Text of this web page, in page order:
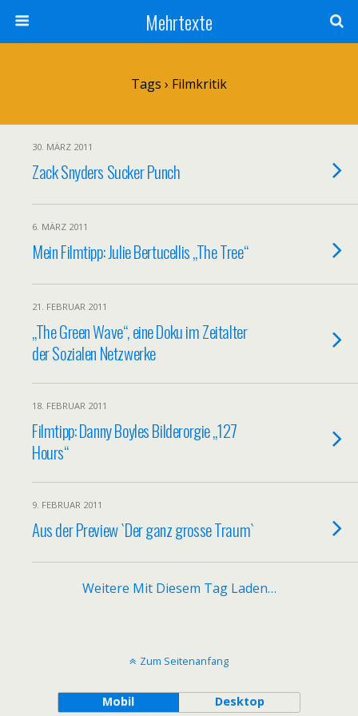
Mehrtexte
Tags › Filmkritik
30. MÄRZ 2011
Zack Snyders Sucker Punch
6. MÄRZ 2011
Mein Filmtipp: Julie Bertucellis „The Tree“
21. FEBRUAR 2011
„The Green Wave“, eine Doku im Zeitalter
der Sozialen Netzwerke
18. FEBRUAR 2011
Filmtipp: Danny Boyles Bilderorgie „127
Hours“
9. FEBRUAR 2011
Aus der Preview `Der ganz grosse Traum`
Weitere Mit Diesem Tag Laden…
Zum Seitenanfang
Mobil Desktop